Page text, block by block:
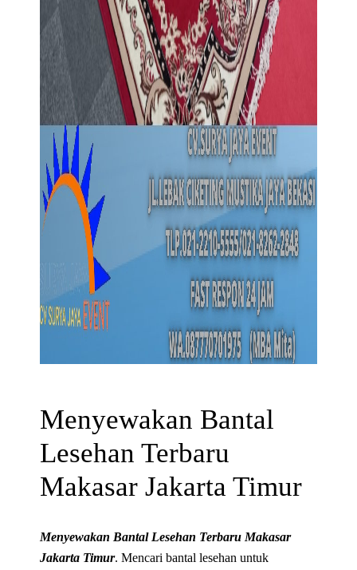
Menyewakan Bantal
Lesehan Terbaru
Makasar Jakarta Timur
Menyewakan Bantal Lesehan Terbaru Makasar
Jakarta Timur. Mencari bantal lesehan untuk